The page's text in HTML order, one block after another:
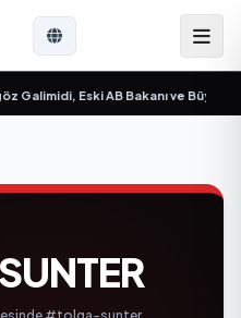
Galimidi, Eski AB Bakanı ve